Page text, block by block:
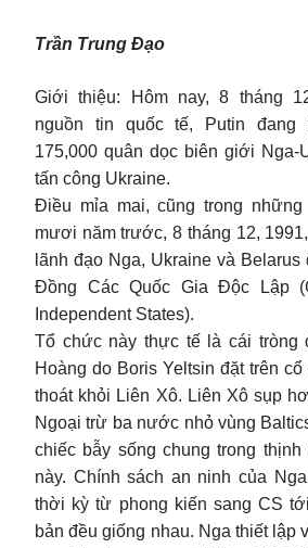
Trần Trung Đạo
Giới thiệu: Hôm nay, 8 tháng
nguồn tin quốc tế, Putin đang
175,000 quân dọc biên giới Nga-
tấn công Ukraine.
Điều mỉa mai, cũng trong
mươi năm trước, 8 tháng 12,
lãnh đạo Nga, Ukraine và Belarus
Đồng Các Quốc Gia Độc Lập
Independent States).
Tổ chức này thực tế là cái tròng
Hoàng do Boris Yeltsin đặt trên
thoát khỏi Liên Xô. Liên Xô sụp
Ngoại trừ ba nước nhỏ vùng
chiếc bẫy sống chung trong
này. Chính sách an ninh của
thời kỳ từ phong kiến sang CS
bản đều giống nhau. Nga thiết lập